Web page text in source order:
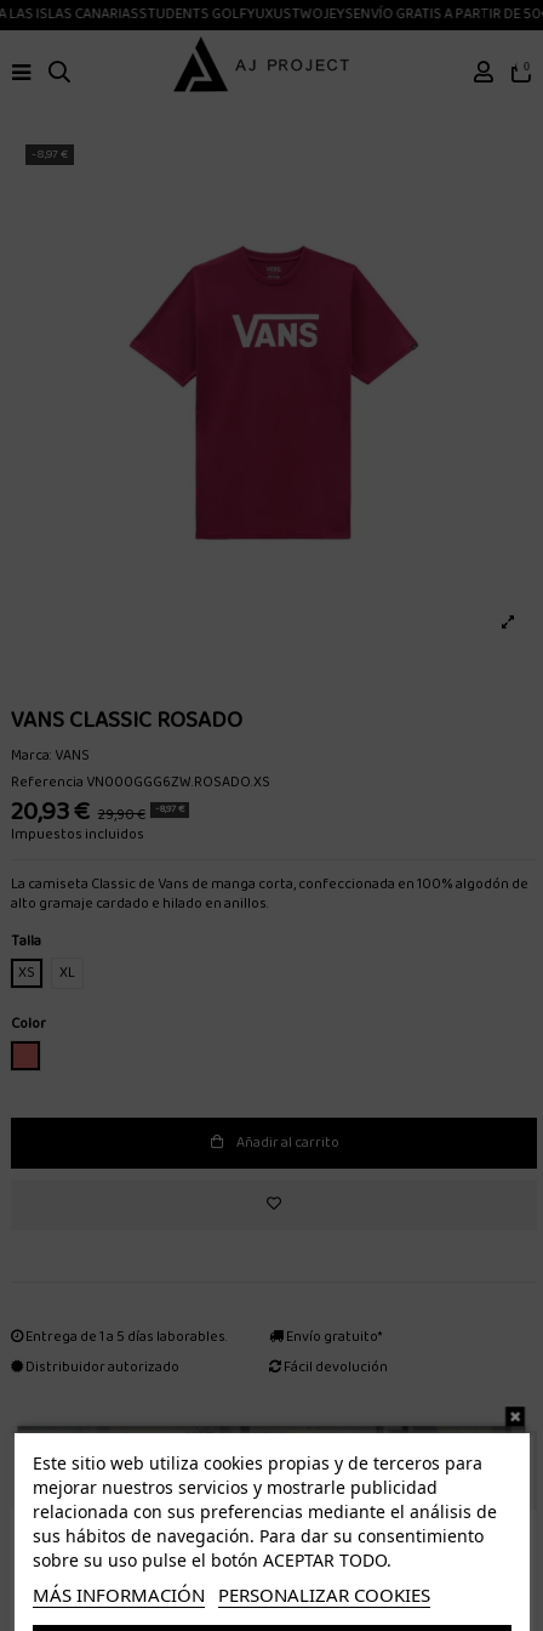
ISLAS CANARIASSTUDENTS GOLFYUXUSTWOJEYSENVÍO GRATIS A PARTIR DE 50€
0
-8,97 €
VANS CLASSIC ROSADO
Marca:VANS
ReferenciaVN000GGG6ZW.ROSADO.XS
20,93 € 29,90 € -8,97 €
Impuestos incluidos
La camiseta Classic de Vans de manga corta, confeccionada en 100% algodón de
alto gramaje cardado e hilado en anillos.
Talla
XS
XL
Color
Añadir al carrito
Entrega de 1 a 5 días laborables.
Distribuidor autorizado
Envío gratuito*
Fácil devolución
ENVÍO GRATUITO *
ISLAS CANARIAS
Tenerife 3.50€. Gratis a partir de 50€
Resto de islas 5€. Gratis a partir de 50€
Este sitio web utiliza cookies propias y de terceros para
mejorar nuestros servicios y mostrarle publicidad
relacionada con sus preferencias mediante el análisis de
sus hábitos de navegación. Para dar su consentimiento
sobre su uso pulse el botón ACEPTAR TODO.
MÁS INFORMACIÓN PERSONALIZAR COOKIES